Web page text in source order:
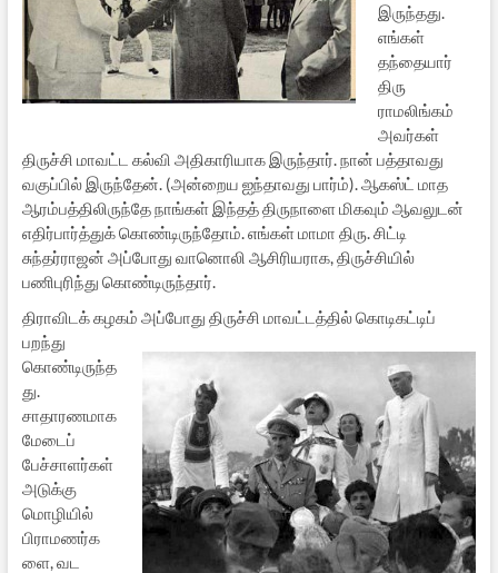
இருந்தது.
எங்கள்
தந்தையார்
திரு
ராமலிங்கம்
அவர்கள்
திருச்சி மாவட்ட கல்வி அதிகாரியாக இருந்தார். நான் பத்தாவது
வகுப்பில் இருந்தேன். (அன்றைய ஐந்தாவது பார்ம்). ஆகஸ்ட் மாத
ஆரம்பத்திலிருந்தே நாங்கள் இந்தத் திருநாளை மிகவும் ஆவலுடன்
எதிர்பார்த்துக் கொண்டிருந்தோம். எங்கள் மாமா திரு. சிட்டி
சுந்தர்ராஜன் அப்போது வானொலி ஆசிரியராக, திருச்சியில்
பணிபுரிந்து கொண்டிருந்தார்.
திராவிடக் கழகம் அப்போது திருச்சி மாவட்டத்தில் கொடிகட்டிப்
பறந்து
கொண்டிருந்த
து.
சாதாரணமாக
மேடைப்
பேச்சாளர்கள்
அடுக்கு
மொழியில்
பிராமணர்க
ளை, வட